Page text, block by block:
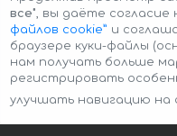
Авторские права ©
все", вы даёте согласие
файлов cookie” и
браузере куки-файлы
нам получать больше
регистрировать
улучшать навигацию на